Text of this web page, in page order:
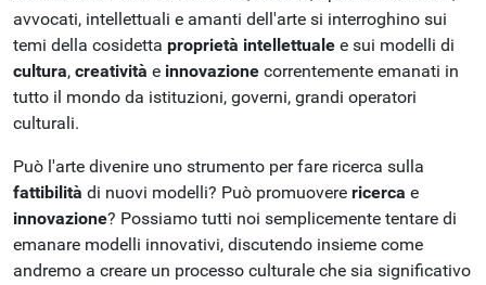
avvocati, intellettuali e amanti dell'arte si interroghino sui
temi della cosidetta proprietà intellettuale e sui modelli di
cultura, creatività e innovazione correntemente emanati in
tutto il mondo da istituzioni, governi, grandi operatori
culturali.
Può l'arte divenire uno strumento per fare ricerca sulla
fattibilità di nuovi modelli? Può promuovere ricerca e
innovazione? Possiamo tutti noi semplicemente tentare di
emanare modelli innovativi, discutendo insieme come
andremo a creare un processo culturale che sia significativo